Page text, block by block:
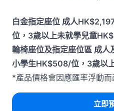
白金指定座位 成人
位，3歲以上未就學兒童
輪椅座位及指定座位區 成
小學生HK$508/位，3歲以
*產品價格會因應匯率浮動而
立即